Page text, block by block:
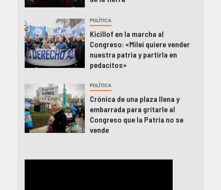
POLÍTICA
Kicillof en la marcha al
Congreso: «Milei quiere vender
nuestra patria y partirla en
pedacitos»
POLÍTICA
Crónica de una plaza llena y
embarrada para gritarle al
Congreso que la Patria no se
vende